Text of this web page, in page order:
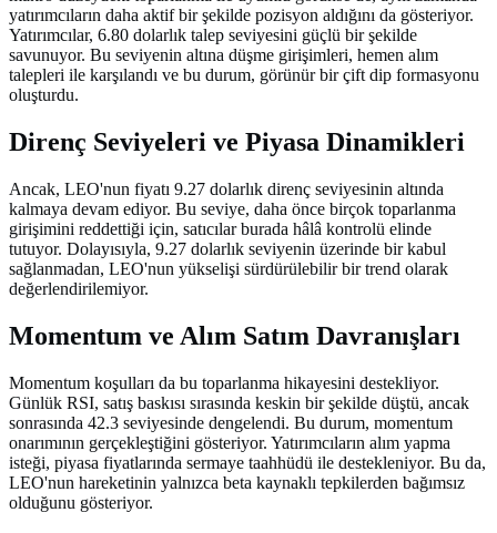
yatırımcıların daha aktif bir şekilde pozisyon aldığını da gösteriyor.
Yatırımcılar, 6.80 dolarlık talep seviyesini güçlü bir şekilde
savunuyor. Bu seviyenin altına düşme girişimleri, hemen alım
talepleri ile karşılandı ve bu durum, görünür bir çift dip formasyonu
oluşturdu.
Direnç Seviyeleri ve Piyasa Dinamikleri
Ancak, LEO'nun fiyatı 9.27 dolarlık direnç seviyesinin altında
kalmaya devam ediyor. Bu seviye, daha önce birçok toparlanma
girişimini reddettiği için, satıcılar burada hâlâ kontrolü elinde
tutuyor. Dolayısıyla, 9.27 dolarlık seviyenin üzerinde bir kabul
sağlanmadan, LEO'nun yükselişi sürdürülebilir bir trend olarak
değerlendirilemiyor.
Momentum ve Alım Satım Davranışları
Momentum koşulları da bu toparlanma hikayesini destekliyor.
Günlük RSI, satış baskısı sırasında keskin bir şekilde düştü, ancak
sonrasında 42.3 seviyesinde dengelendi. Bu durum, momentum
onarımının gerçekleştiğini gösteriyor. Yatırımcıların alım yapma
isteği, piyasa fiyatlarında sermaye taahhüdü ile destekleniyor. Bu da,
LEO'nun hareketinin yalnızca beta kaynaklı tepkilerden bağımsız
olduğunu gösteriyor.